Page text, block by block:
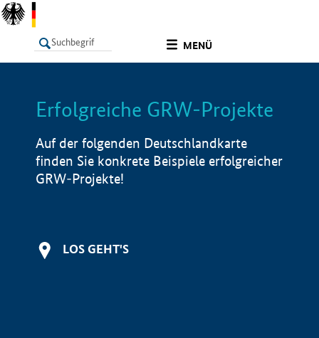
MENÜ
LISTE Info
Erfolgreiche GRW-Projekte
Auf der folgenden Deutschlandkarte
finden Sie konkrete Beispiele erfolgreicher
GRW-Projekte!
LOS GEHT'S